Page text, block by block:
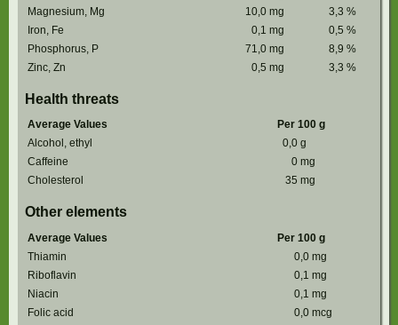
Magnesium, Mg
10,0 mg 3,3 %
Iron, Fe
0,1 mg 0,5 %
Phosphorus, P
71,0 mg 8,9 %
Zinc, Zn
0,5 mg 3,3 %
Health threats
Average Values
Per 100 g
Alcohol, ethyl
0,0 g
Caffeine
0 mg
Cholesterol
35 mg
Other elements
Average Values
Per 100 g
Thiamin
0,0 mg
Riboflavin
0,1 mg
Niacin
0,1 mg
Folic acid
0,0 mcg